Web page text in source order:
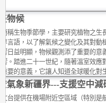
物候
稱生物季節學，主要研究植物之生
言語，以了解氣候之變化及其對動
日益明顯，物候觀測添了重要的意
。踏進二十一世紀，隨著溫室效應
要的意義，它讓人知道全球暖化對
氣象新疆界---支援空中減
台提供在機場附近空區域（特別是